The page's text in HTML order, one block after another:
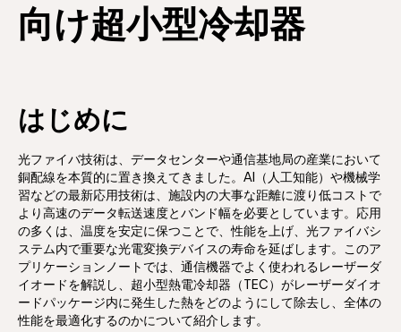
向け超小型冷却器
はじめに
光ファイバ技術は、データセンターや通信基地局の産業において
銅配線を本質的に置き換えてきました。AI（人工知能）や機械学
習などの最新応用技術は、施設内の大事な距離に渡り低コストで
より高速のデータ転送速度とバンド幅を必要としています。応用
の多くは、温度を安定に保つことで、性能を上げ、光ファイバシ
ステム内で重要な光電変換デバイスの寿命を延ばします。このア
プリケーションノートでは、通信機器でよく使われるレーザーダ
イオードを解説し、超小型熱電冷却器（TEC）がレーザーダイオ
ードパッケージ内に発生した熱をどのようにして除去し、全体の
性能を最適化するのかについて紹介します。